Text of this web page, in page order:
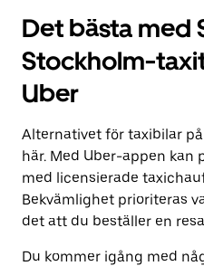
kalendern
och
välja
ett
datum.
Tryck
ESC-
knappen
att
stänga
kalendern.
Det bästa med
Stockholm-
Uber
Alternativet för taxibilar
här. Med Uber-appen kan
med licensierade
Bekvämlighet prioriteras
det att du beställer en
Du kommer igång med